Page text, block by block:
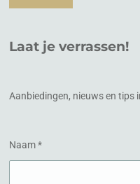
a
e
b
k
n
t
a
a
Laat je verrassen!
Aanbiedingen, nieuws en tips
Naam *